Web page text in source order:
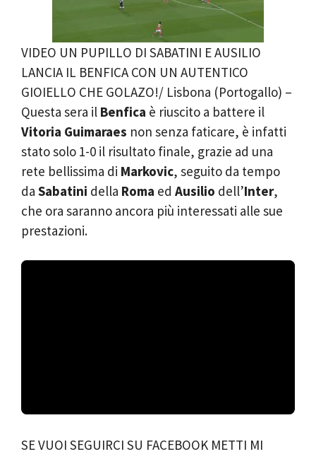
VIDEO UN PUPILLO DI SABATINI E AUSILIO
LANCIA IL BENFICA CON UN AUTENTICO
GIOIELLO CHE GOLAZO!/ Lisbona (Portogallo) –
Questa sera il Benfica è riuscito a battere il
Vitoria Guimaraes non senza faticare, è infatti
stato solo 1-0 il risultato finale, grazie ad una
rete bellissima di Markovic, seguito da tempo
da Sabatini della Roma ed Ausilio dell’Inter,
che ora saranno ancora più interessati alle sue
prestazioni.
SE VUOI SEGUIRCI SU FACEBOOK METTI MI